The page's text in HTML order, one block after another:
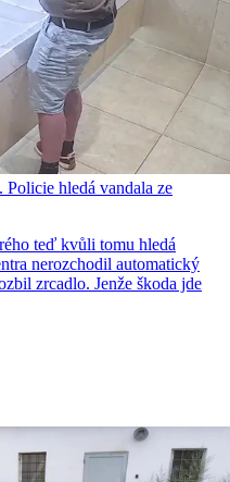
hledá vandala ze
teď kvůli tomu hledá
nerozchodil automatický
zrcadlo. Jenže škoda jde